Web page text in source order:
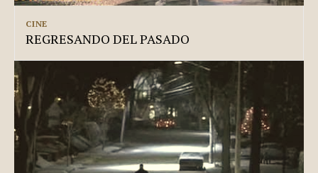
CINE
REGRESANDO DEL PASADO